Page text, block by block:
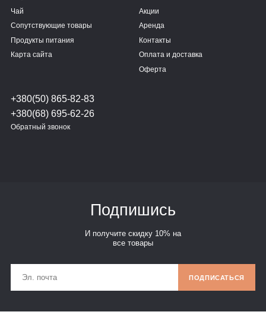
Чай
Сопутствующие товары
Продукты питания
Карта сайта
Акции
Аренда
Контакты
Оплата и доставка
Оферта
+380(50) 865-82-83
+380(68) 695-62-26
Обратный звонок
Подпишись
И получите скидку 10% на
все товары
ПОДПИСАТЬСЯ